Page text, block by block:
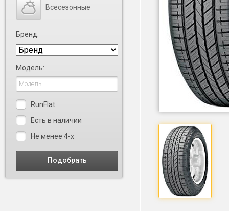
Всесезонные
Бренд:
Модель:
RunFlat
Есть в наличии
Не менее 4-х